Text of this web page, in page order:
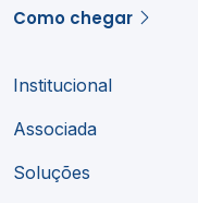
Como chegar
Institucional
Associada
Soluções